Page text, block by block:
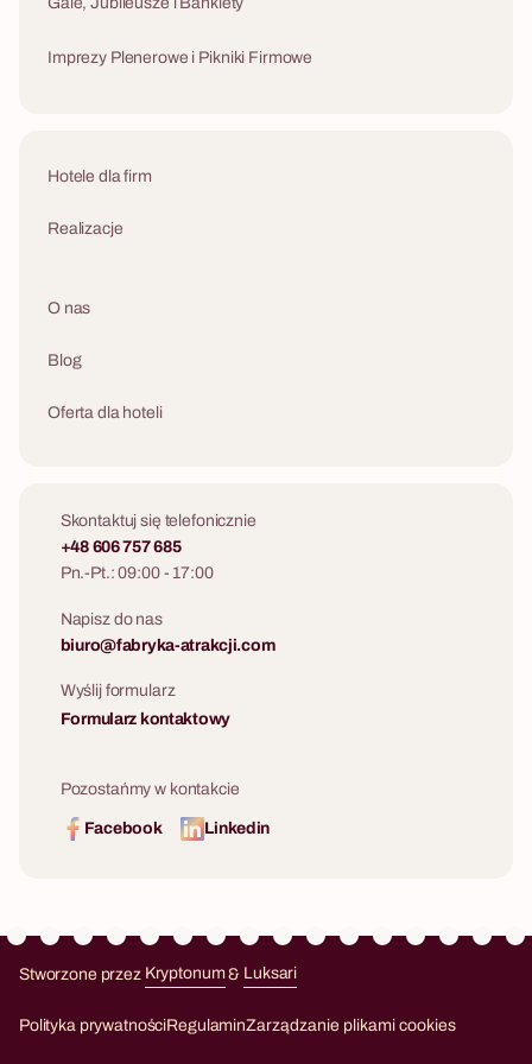
Imprezy Plenerowe i Pikniki Firmowe
Hotele dla firm
Realizacje
O nas
Blog
Oferta dla hoteli
Skontaktuj się telefonicznie
+48 606 757 685
Pn.-Pt.: 09:00 - 17:00
Napisz do nas
biuro@fabryka-atrakcji.com
Wyślij formularz
Formularz kontaktowy
Pozostańmy w kontakcie
Facebook Linkedin
Stworzone przez Kryptonum& Luksari
Polityka prywatnościRegulaminZarządzanie plikami cookies